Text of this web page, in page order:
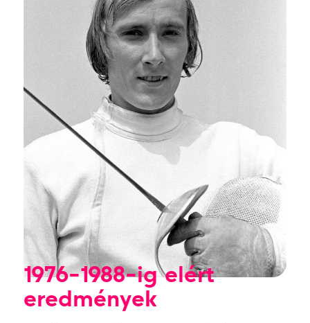
1976-1988-ig elért
eredmények